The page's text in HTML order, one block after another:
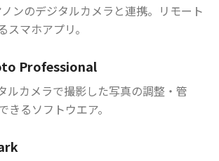
ンのデジタルカメラと連携。リモート
スマホアプリ。
Professional
ルカメラで撮影した写真の調整・管
きるソフトウエア。